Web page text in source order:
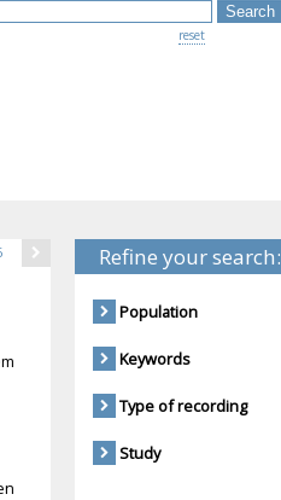
reset
Refine your search:
Population
Keywords
Type of recording
Study